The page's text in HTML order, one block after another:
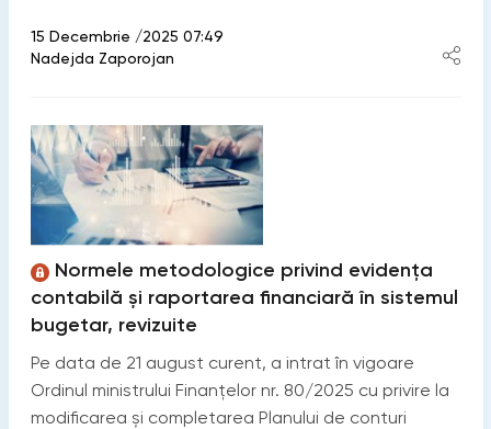
15 Decembrie /2025 07:49
Nadejda Zaporojan
Normele metodologice privind evidența
contabilă și raportarea financiară în sistemul
bugetar, revizuite
Pe data de 21 august curent, a intrat în vigoare
Ordinul ministrului Finanțelor nr. 80/2025 cu privire la
modificarea şi completarea Planului de conturi